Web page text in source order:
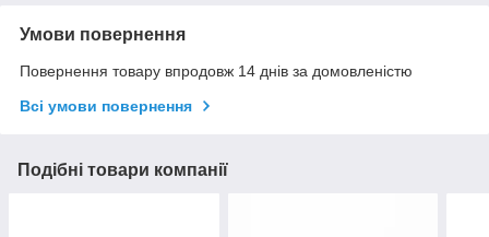
Умови повернення
Повернення товару впродовж 14 днів за домовленістю
Всі умови повернення
Подібні товари компанії